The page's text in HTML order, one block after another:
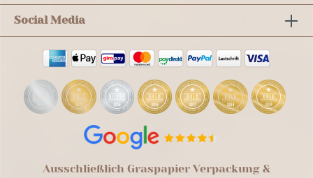
Social Media
Ausschließlich Graspapier Verpackung &